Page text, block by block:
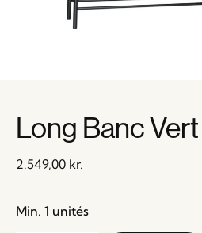
Long Banc
2.549,00 kr.
Min. 1 unités